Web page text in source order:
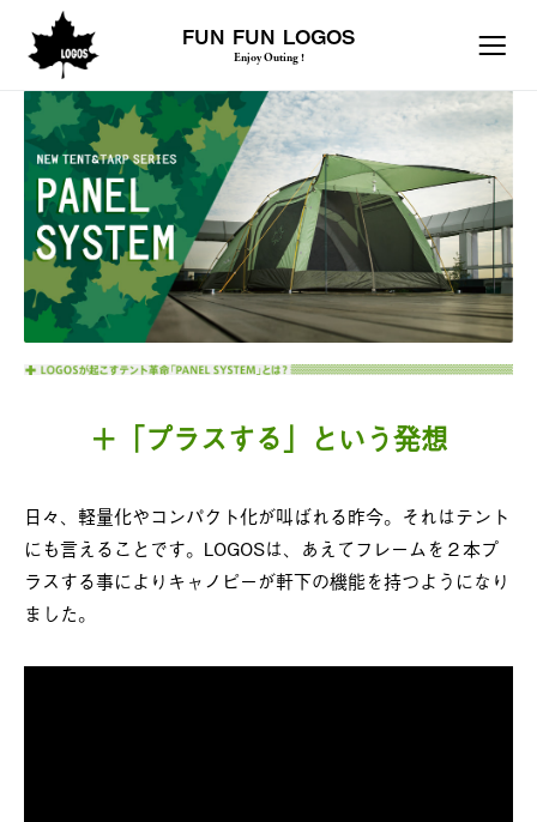
FUN FUN LOGOS
Enjoy Outing !
＋「プラスする」という発想
日々、軽量化やコンパクト化が叫ばれる昨今。それはテント
にも言えることです。LOGOSは、あえてフレームを２本プ
ラスする事によりキャノピーが軒下の機能を持つようになり
ました。